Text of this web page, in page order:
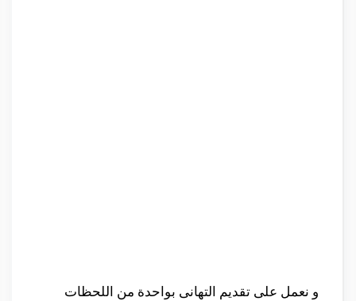
و نعمل على تقديم التهانى بواحدة من اللحظات